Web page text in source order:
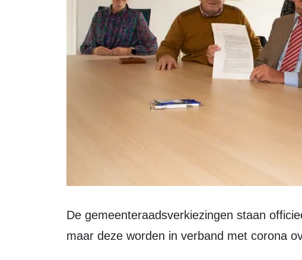
De gemeenteraadsverkiezingen staan officieel gepland op woensdag 16 maart,
maar deze worden in verband met corona